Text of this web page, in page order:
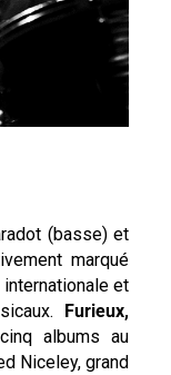
(basse) et
marqué
et
Furieux,
albums au
Niceley, grand